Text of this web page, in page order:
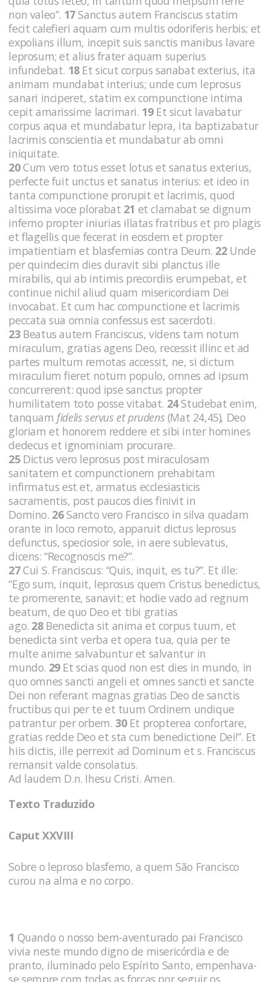
non valeo”. 17Sanctus autem Franciscus statim
fecit calefieri aquam cum multis odoriferis herbis; et
expolians illum, incepit suis sanctis manibus lavare
leprosum; et alius frater aquam superius
infundebat. 18 Et sicut corpus sanabat exterius, ita
animam mundabat interius; unde cum leprosus
sanari inciperet, statim ex compunctione intima
cepit amarissime lacrimari. 19 Et sicut lavabatur
corpus aqua et mundabatur lepra, ita baptizabatur
lacrimis conscientia et mundabatur ab omni
iniquitate.
20Cum vero totus esset lotus et sanatus exterius,
perfecte fuit unctus et sanatus interius: et ideo in
tanta compunctione prorupit et lacrimis, quod
altissima voce plorabat 21 et clamabat se dignum
inferno propter iniurias illatas fratribus et pro plagis
et flagellis que fecerat in eosdem et propter
impatientiam et blasfemias contra Deum. 22Unde
per quindecim dies duravit sibi planctus ille
mirabilis, qui ab intimis precordiis erumpebat, et
continue nichil aliud quam misericordiam Dei
invocabat. Et cum hac compunctione et lacrimis
peccata sua omnia confessus est sacerdoti.
23 Beatus autem Franciscus, videns tam notum
miraculum, gratias agens Deo, recessit illinc et ad
partes multum remotas accessit, ne, si dictum
miraculum fieret notum populo, omnes ad ipsum
concurrerent: quod ipse sanctus propter
humilitatem toto posse vitabat. 24Studebat enim,
tanquam fidelis servus et prudens (Mat 24,45), Deo
gloriam et honorem reddere et sibi inter homines
dedecus et ignominiam procurare.
25Dictus vero leprosus post miraculosam
sanitatem et compunctionem prehabitam
infirmatus est et, armatus ecclesiasticis
sacramentis, post paucos dies finivit in
Domino. 26Sancto vero Francisco in silva quadam
orante in loco remoto, apparuit dictus leprosus
defunctus, speciosior sole, in aere sublevatus,
dicens: “Recognoscis me?”.
27Cui S. Franciscus: “Quis, inquit, es tu?”. Et ille:
“Ego sum, inquit, leprosus quem Cristus benedictus,
te promerente, sanavit; et hodie vado ad regnum
beatum, de quo Deo et tibi gratias
ago. 28Benedicta sit anima et corpus tuum, et
benedicta sint verba et opera tua, quia per te
multe anime salvabuntur et salvantur in
mundo. 29Et scias quod non est dies in mundo, in
quo omnes sancti angeli et omnes sancti et sancte
Dei non referant magnas gratias Deo de sanctis
fructibus qui per te et tuum Ordinem undique
patrantur per orbem. 30 Et propterea confortare,
gratias redde Deo et sta cum benedictione Dei!”. Et
hiis dictis, ille perrexit ad Dominum et s. Franciscus
remansit valde consolatus.
Ad laudem D.n. Ihesu Cristi. Amen.
Texto Traduzido
Caput XXVIII
Sobre o leproso blasfemo, a quem São Francisco
curou na alma e no corpo.
1 Quando o nosso bem-aventurado pai Francisco
vivia neste mundo digno de misericórdia e de
pranto, iluminado pelo Espírito Santo, empenhava-
se sempre com todas as forças por seguir os